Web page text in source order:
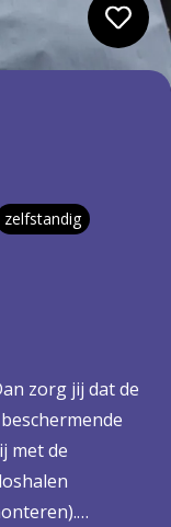
zelfstandig
zorg jij dat de
met de